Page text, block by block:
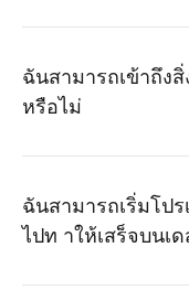
ฉันสามารถเข้าถึง
หรือไม่
ฉันสามารถเริ่มโป
ไปท าให้เสร็จบนเ